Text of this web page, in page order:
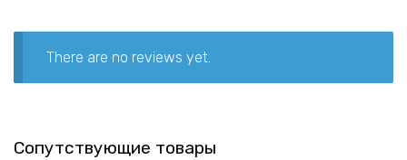
There are no reviews yet.
Сопутствующие товары